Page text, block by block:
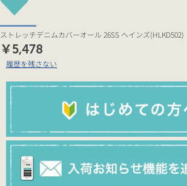
ストレッチデニムカバーオール 26SS ヘインズ(HLKD502)
￥5,478
履歴を残さない